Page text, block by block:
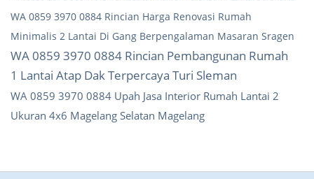
WA 0859 3970 0884 Rincian Harga Renovasi Rumah
Minimalis 2 Lantai Di Gang Berpengalaman Masaran Sragen
WA 0859 3970 0884 Rincian Pembangunan Rumah
1 Lantai Atap Dak Terpercaya Turi Sleman
WA 0859 3970 0884 Upah Jasa Interior Rumah Lantai 2
Ukuran 4x6 Magelang Selatan Magelang